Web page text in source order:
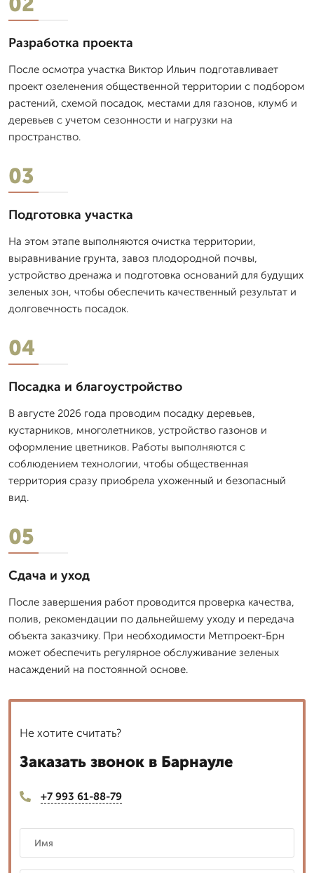
Разработка проекта
После осмотра участка Виктор Ильич подготавливает
проект озеленения общественной территории с подбором
растений, схемой посадок, местами для газонов, клумб и
деревьев с учетом сезонности и нагрузки на
пространство.
03
Подготовка участка
На этом этапе выполняются очистка территории,
выравнивание грунта, завоз плодородной почвы,
устройство дренажа и подготовка оснований для будущих
зеленых зон, чтобы обеспечить качественный результат и
долговечность посадок.
04
Посадка и благоустройство
В августе 2026 года проводим посадку деревьев,
кустарников, многолетников, устройство газонов и
оформление цветников. Работы выполняются с
соблюдением технологии, чтобы общественная
территория сразу приобрела ухоженный и безопасный
вид.
05
Сдача и уход
После завершения работ проводится проверка качества,
полив, рекомендации по дальнейшему уходу и передача
объекта заказчику. При необходимости Метпроект-Брн
может обеспечить регулярное обслуживание зеленых
насаждений на постоянной основе.
Не хотите считать?
Заказать звонок в Барнауле
+7 993 61-88-79